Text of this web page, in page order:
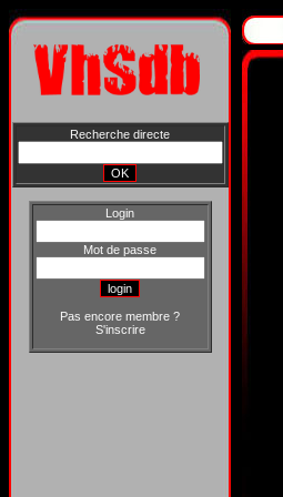
Recherche directe
Login
Mot de passe
Pas encore membre ?
S'inscrire